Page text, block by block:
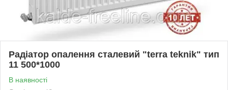
Радіатор опалення сталевий "terra teknik" тип
11 500*1000
В наявності